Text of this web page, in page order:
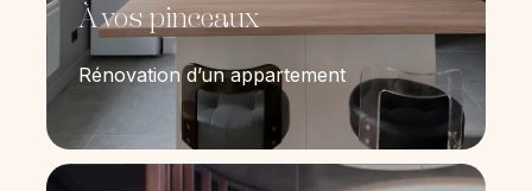
À vos pinceaux
Rénovation d’un appartement